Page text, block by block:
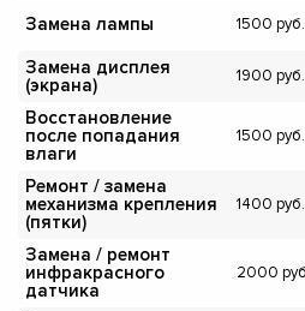
Замена лампы 1500
Замена дисплея
(экрана)
1900
Восстановление
после попадания
влаги
1500
Ремонт / замена
механизма крепления
(пятки)
1400
Замена / ремонт
инфракрасного
датчика
2000